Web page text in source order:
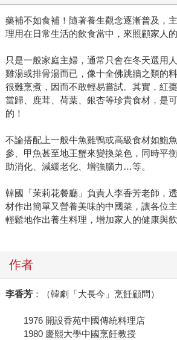
藥補不如食補！隨著養生觀念逐漸普及，
理用在日常生活的飲食當中，來照顧家人的
只是一般家庭主婦，通常只會在冬天選用
雞湯或排骨湯而已，像十全佛跳牆之類的
很難烹煮，因而不敢輕易嘗試。其實，紅
當歸、鹿茸、荷葉、銀杏等珍貴食材，是
的！
不論搭配上一般牛魚雞鴨或高級食材如鮑
參、甲魚甚至地王蟹來變換菜色，同時平
助消化、減緩老化、增強腦力…等。
韓國「茉莉花餐廳」負責人李香芳老師，
材作出簡單又營養美味的中國菜，讓各位
輕鬆地作出養生料理，增加家人的健康與飲
作者
李香芳：（韓劇「大長今」烹飪顧問）
1976 開設香苑中國傳統料理店
1980 慶熙大學中國烹飪教授